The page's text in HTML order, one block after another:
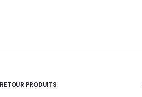
RETOUR PRODUITS